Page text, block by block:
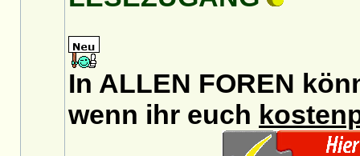
In ALLEN FOREN
wenn ihr euch